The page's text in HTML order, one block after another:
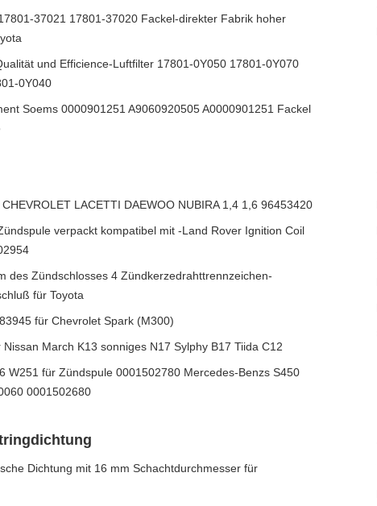
37021 17801-37020 Fackel-direkter Fabrik hoher
und Efficience-Luftfilter 17801-0Y050 17801-0Y070
0Y040
Soems 0000901251 A9060920505 A0000901251 Fackel
LACETTI DAEWOO NUBIRA 1,4 1,6 96453420
verpackt kompatibel mit -Land Rover Ignition Coil
des Zündschlosses 4 Zündkerzedrahttrennzeichen-
für Toyota
für Chevrolet Spark (M300)
March K13 sonniges N17 Sylphy B17 Tiida C12
W251 für Zündspule 0001502780 Mercedes-Benzs S450
0001502680
Dichtung mit 16 mm Schachtdurchmesser für